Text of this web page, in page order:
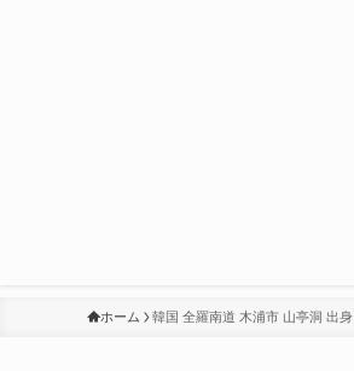
ホーム 韓国 全羅南道 木浦市 山亭洞 出身